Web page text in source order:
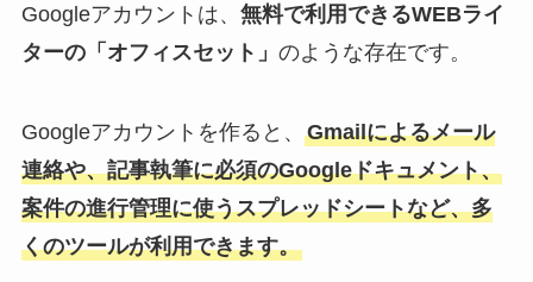
Googleアカウントは、 無料で利用できるWEBライ
ターの「オフィスセット」 のような存在です。
Googleアカウントを作ると、 Gmailによるメール
連絡や、記事執筆に必須のGoogleドキュメント、
案件の進行管理に使うスプレッドシートなど、多
くのツールが利用できます。